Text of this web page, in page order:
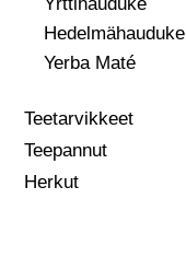
Yrttihauduke
Hedelmähauduke
Yerba Maté
Teetarvikkeet
Teepannut
Herkut